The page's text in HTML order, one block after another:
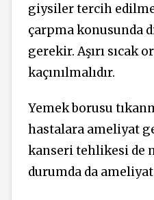
giysiler tercih
çarpma konusunda
gerekir. Aşırı sıcak
kaçınılmalıdır.
Yemek borusu
hastalara ameliyat
kanseri tehlikesi de
durumda da